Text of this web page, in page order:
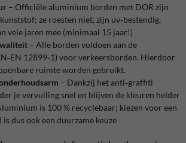
– Officiële aluminium borden met DOR zijn
ze roesten niet, zijn uv‑bestendig,
vele jaren mee (minimaal 15 jaar!)
– Alle borden voldoen aan de
12899‑1) voor verkeersborden. Hierdoor
ruimte worden gebruikt.
– Dankzij het anti‑graffiti
je vervuiling snel en blijven de kleuren helder
is 100 % recyclebaar; kiezen voor een
dus ook een duurzame keuze